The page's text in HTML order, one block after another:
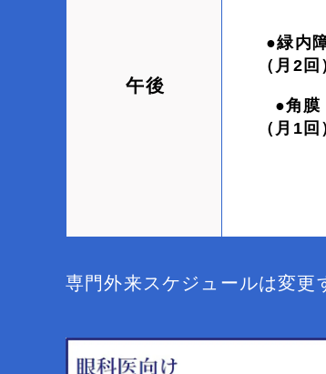
午後
●緑内
（月2回
●角膜
（月1回
専門外来スケジュールは変更